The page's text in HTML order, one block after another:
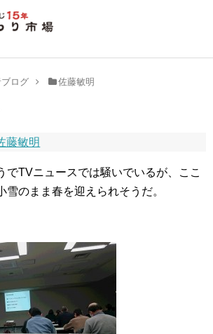
ログ 佐藤敏明
藤敏明
でTVニュースでは騒いでいるが、ここ
雪のまま春を迎えられそうだ。